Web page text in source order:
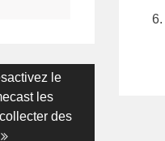
le
les
des